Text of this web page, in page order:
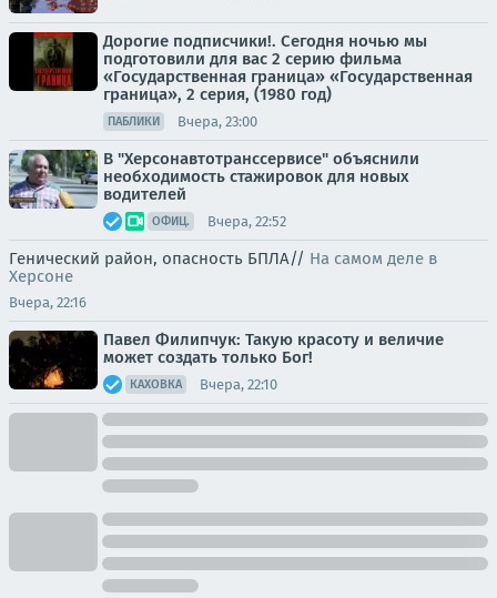
Дорогие подписчики!. Сегодня ночью мы
подготовили для вас 2 серию фильма
«Государственная граница» «Государственная
граница», 2 серия, (1980 год)
ПАБЛИКИ Вчера, 23:00
В "Херсонавтотранссервисе" объяснили
необходимость стажировок для новых
водителей
ОФИЦ. Вчера, 22:52
Генический район, опасность БПЛА// На самом деле в
Херсоне
Вчера, 22:16
Павел Филипчук: Такую красоту и величие
может создать только Бог!
КАХОВКА Вчера, 22:10